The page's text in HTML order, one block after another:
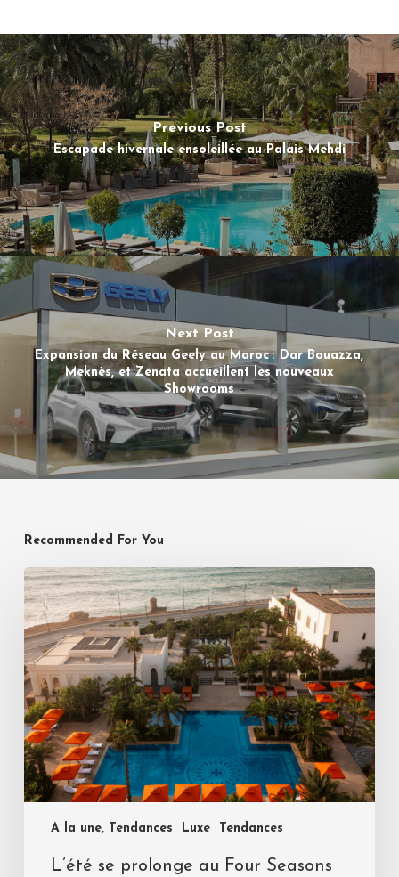
Previous Post
Escapade hivernale ensoleillée au Palais Mehdi
Next Post
Expansion du Réseau Geely au Maroc : Dar Bouazza,
Meknès, et Zenata accueillent les nouveaux
Showrooms
Recommended For You
A la une, Tendances Luxe Tendances
L’été se prolonge au Four Seasons